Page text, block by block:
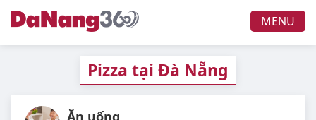
MENU
Pizza tại Đà Nẵng
Ăn uống